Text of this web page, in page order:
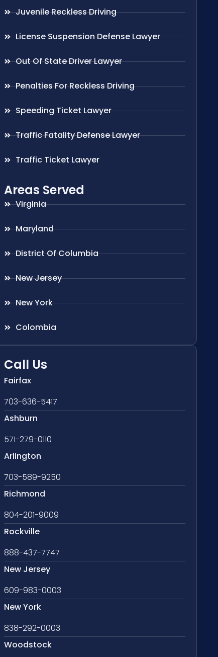
Juvenile Reckless Driving
License Suspension Defense Lawyer
Out Of State Driver Lawyer
Penalties For Reckless Driving
Speeding Ticket Lawyer
Traffic Fatality Defense Lawyer
Traffic Ticket Lawyer
Areas Served
Virginia
Maryland
District Of Columbia
New Jersey
New York
Colombia
Call Us
Fairfax
703-636-5417
Ashburn
571-279-0110
Arlington
703-589-9250
Richmond
804-201-9009
Rockville
888-437-7747
New Jersey
609-983-0003
New York
838-292-0003
Woodstock